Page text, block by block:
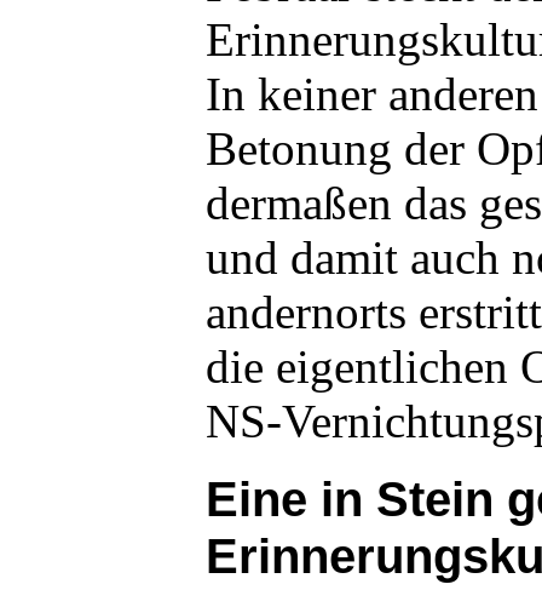
In keiner
Betonung der
dermaßen das
und damit auch
andernorts
die eigentlichen
NS-
Eine in Stein